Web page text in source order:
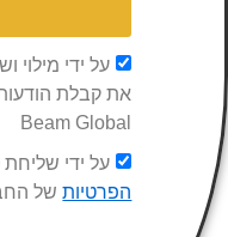
על ידי
את קבלת הודעות
Beam Global
על ידי
הפרטיותשל